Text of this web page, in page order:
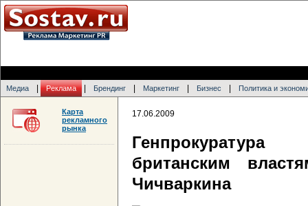
Медиа Реклама Брендинг Маркетинг Бизнес Политика и
17.06.2009
британским
Чичваркина
Карта
рекламного
рынка